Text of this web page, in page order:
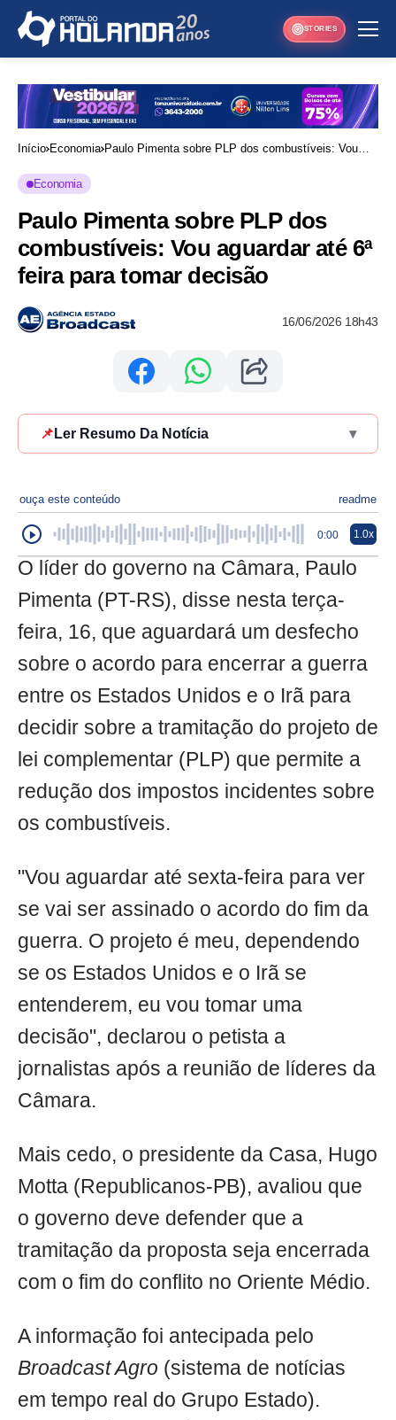
STORIES
Início Economia Paulo Pimenta sobre PLP dos combustíveis: Vou
Economia
Paulo Pimenta sobre PLP dos
combustíveis: Vou aguardar até 6ª
feira para tomar decisão
16/06/2026 18h43
📌 Ler Resumo Da Notícia ▾
ouça este conteúdo readme
0:00 1.0x
O líder do governo na Câmara, Paulo
Pimenta (PT-RS), disse nesta terça-
feira, 16, que aguardará um desfecho
sobre o acordo para encerrar a guerra
entre os Estados Unidos e o Irã para
decidir sobre a tramitação do projeto de
lei complementar (PLP) que permite a
redução dos impostos incidentes sobre
os combustíveis.
"Vou aguardar até sexta-feira para ver
se vai ser assinado o acordo do fim da
guerra. O projeto é meu, dependendo
se os Estados Unidos e o Irã se
entenderem, eu vou tomar uma
decisão", declarou o petista a
jornalistas após a reunião de líderes da
Câmara.
Mais cedo, o presidente da Casa, Hugo
Motta (Republicanos-PB), avaliou que
o governo deve defender que a
tramitação da proposta seja encerrada
com o fim do conflito no Oriente Médio.
A informação foi antecipada pelo
Broadcast Agro (sistema de notícias
em tempo real do Grupo Estado).